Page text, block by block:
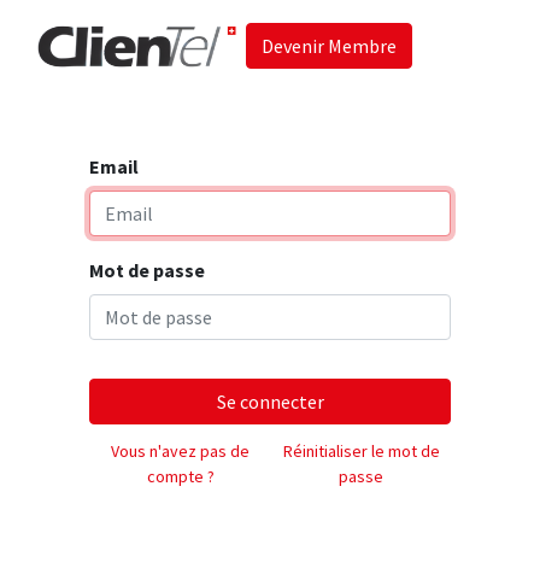
Devenir Membre
Email
Mot de passe
Se connecter
Vous n'avez pas de
compte ?
Réinitialiser le mot de
passe